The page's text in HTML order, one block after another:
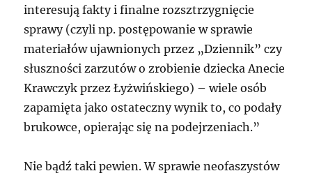
interesują fakty i finalne rozsztrzygnięcie
sprawy (czyli np. postępowanie w sprawie
materiałów ujawnionych przez „Dziennik” czy
słuszności zarzutów o zrobienie dziecka Anecie
Krawczyk przez Łyżwińskiego) – wiele osób
zapamięta jako ostateczny wynik to, co podały
brukowce, opierając się na podejrzeniach.”
Nie bądź taki pewien. W sprawie neofaszystów